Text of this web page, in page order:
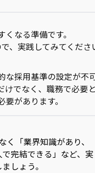
なる準備です。
、実践してみてくださ
な採用基準の設定が不
けでなく、職務で必要
があります。
く「業界知識があり、
完結できる」など、実
しょう。